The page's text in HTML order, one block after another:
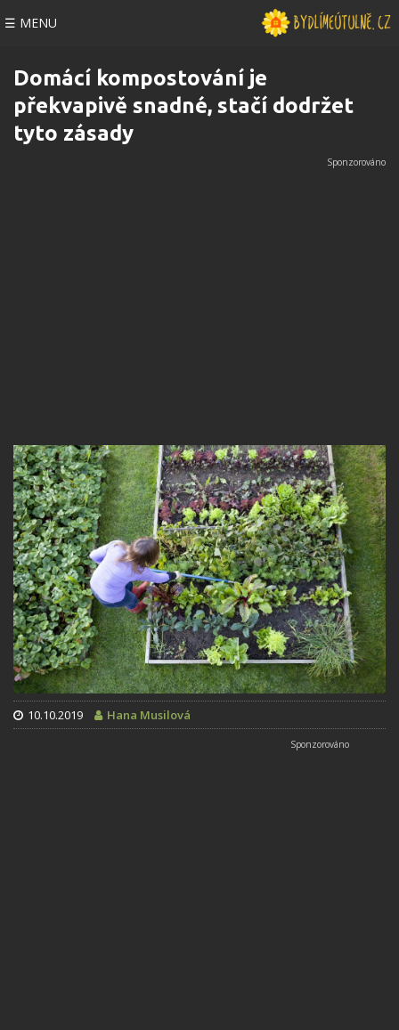
☰ MENU
Domácí kompostování je
překvapivě snadné, stačí dodržet
tyto zásady
10.10.2019 Hana Musilová